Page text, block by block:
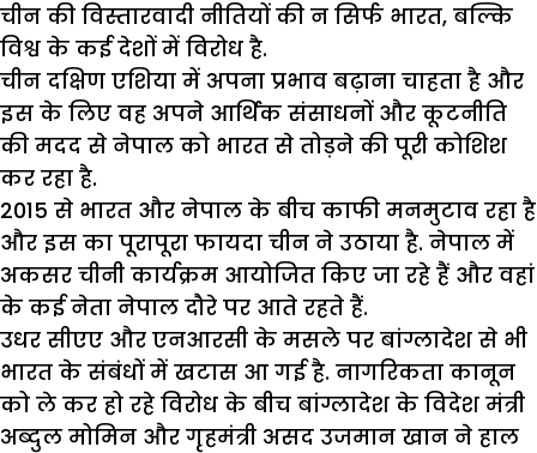
चीन की विस्तारवादी नीतियों की न सिर्फ भारत, बल्कि
विश्व के कई देशों में विरोध है.
चीन दक्षिण एशिया में अपना प्रभाव बढ़ाना चाहता है और
इस के लिए वह अपने आर्थिक संसाधनों और कूटनीति
की मदद से नेपाल को भारत से तोड़ने की पूरी कोशिश
कर रहा है.
2015 से भारत और नेपाल के बीच काफी मनमुटाव रहा है
और इस का पूरापूरा फायदा चीन ने उठाया है. नेपाल में
अकसर चीनी कार्यक्रम आयोजित किए जा रहे हैं और वहां
के कई नेता नेपाल दौरे पर आते रहते हैं.
उधर सीएए और एनआरसी के मसले पर बांग्लादेश से भी
भारत के संबंधों में खटास आ गई है. नागरिकता कानून
को ले कर हो रहे विरोध के बीच बांग्लादेश के विदेश मंत्री
अब्दुल मोमिन और गृहमंत्री असद उजमान खान ने हाल